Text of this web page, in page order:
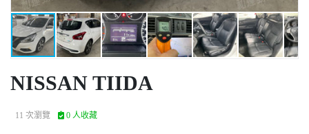
NISSAN TIIDA
11 次瀏覽 0 人收藏